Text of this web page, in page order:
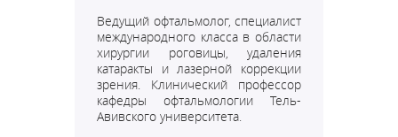
Ведущий офтальмолог, специалист
международного класса в области
хирургии роговицы, удаления
катаракты и лазерной коррекции
зрения. Клинический профессор
кафедры офтальмологии Тель-
Авивского университета.